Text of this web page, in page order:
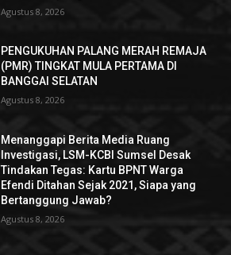
Agustus 8, 2026
PENGUKUHAN PALANG MERAH REMAJA
(PMR) TINGKAT MULA PERTAMA DI
BANGGAI SELATAN
Agustus 8, 2026
Menanggapi Berita Media Ruang
Investigasi, LSM-KCBI Sumsel Desak
Tindakan Tegas: Kartu BPNT Warga
Efendi Ditahan Sejak 2021, Siapa yang
Bertanggung Jawab?
Agustus 8, 2026